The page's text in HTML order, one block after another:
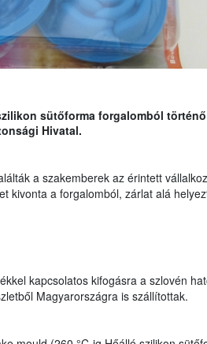
sütőforma forgalomból
Hivatal.
a szakemberek az érintett
kivonta a forgalomból, zárlat alá
kapcsolatos kifogásra a szlovén
Magyarországra is szállítottak.